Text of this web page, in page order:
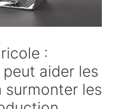
:
peut aider les
surmonter les